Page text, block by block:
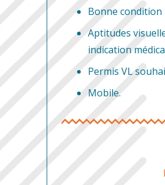
Bonne condition
Aptitudes
indication
Permis VL
Mobile.